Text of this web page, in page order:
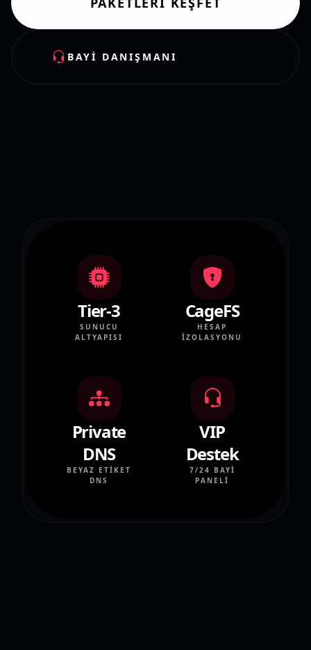
BAYI DANIŞMANI
Tier-3
SUNUCU
ALTYAPISI
CageFS
HESAP
İZOLASYONU
Private
DNS
BEYAZ ETIKET
DNS
VIP
Destek
7/24 BAYI
PANELI